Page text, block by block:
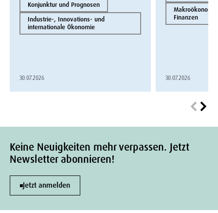
Konjunktur und Prognosen
Industrie-, Innovations- und
internationale Ökonomie
30.07.2026
Finanzen
30.07.2026
Keine Neuigkeiten mehr verpassen. Jetzt
Newsletter abonnieren!
Jetzt anmelden